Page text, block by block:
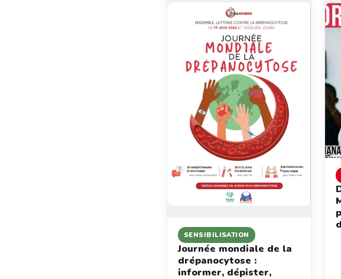
SENSIBILISATION
Journée mondiale de la
drépanocytose :
informer, dépister,